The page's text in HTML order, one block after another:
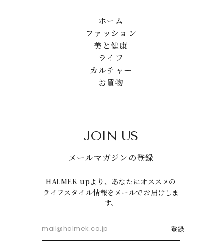
ホーム
ファッション
美と健康
ライフ
カルチャー
お買物
JOIN US
メールマガジンの登録
HALMEK upより、あなたにオススメの
ライフスタイル情報をメールでお届けしま
す。
登録